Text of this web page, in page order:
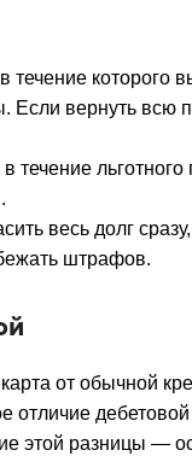
течение которого
Если вернуть всю
течение
весь долг
штрафов.
от обычной
отличие дебетовой
этой разницы —